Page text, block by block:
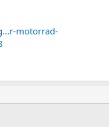
motorrad-